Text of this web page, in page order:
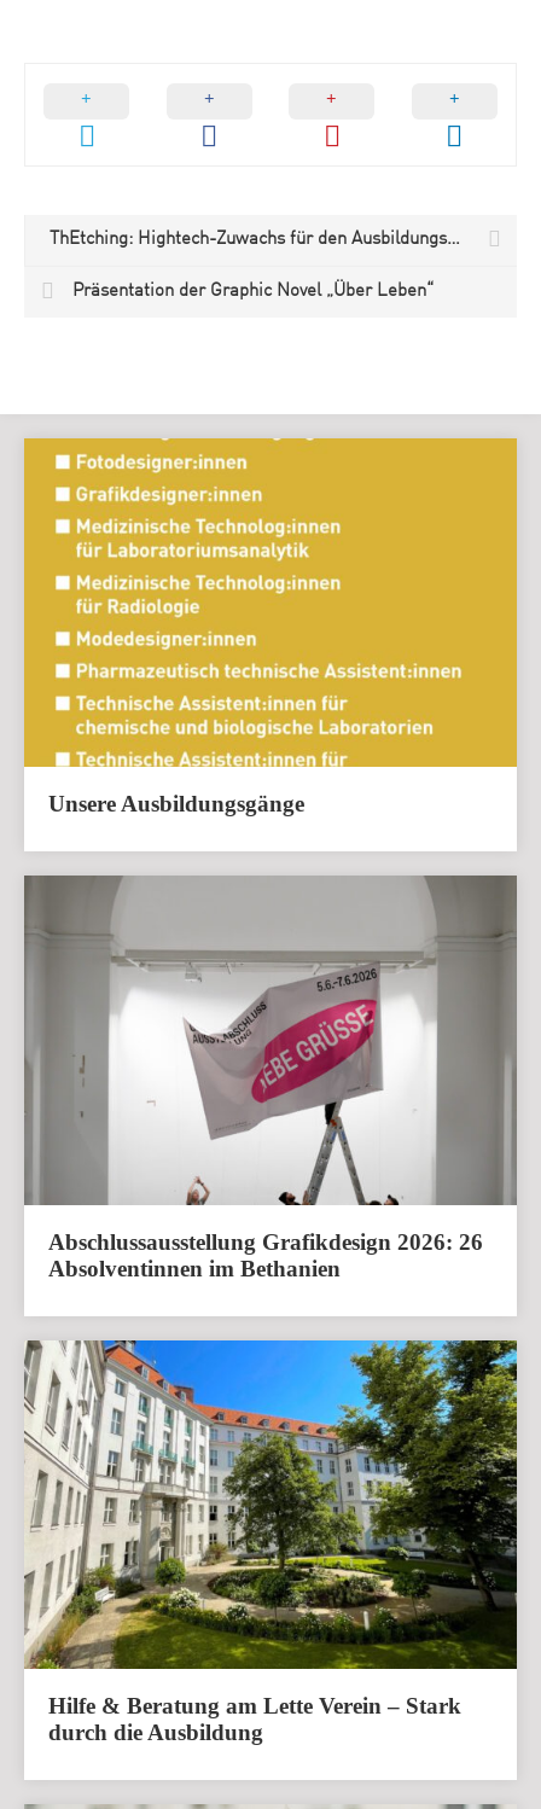
ThEtching: Hightech-Zuwachs für den Ausbildungsgang Metallographie
Präsentation der Graphic Novel „Über Leben“
Unsere Ausbildungsgänge
Abschlussausstellung Grafikdesign 2026: 26
Absolventinnen im Bethanien
Hilfe & Beratung am Lette Verein – Stark
durch die Ausbildung